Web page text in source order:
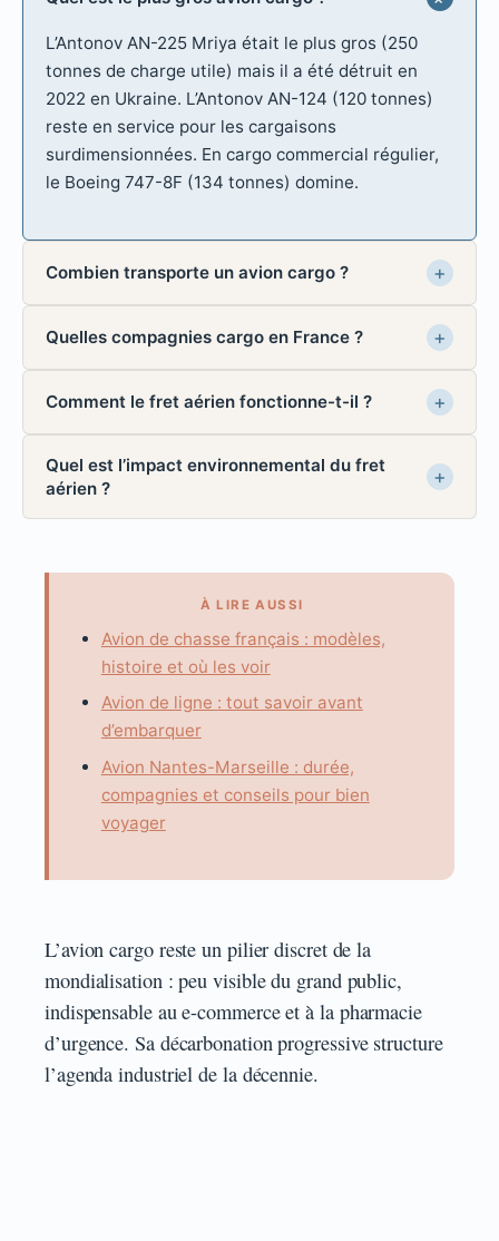
L’Antonov AN-225 Mriya était le plus gros (250
tonnes de charge utile) mais il a été détruit en
2022 en Ukraine. L’Antonov AN-124 (120 tonnes)
reste en service pour les cargaisons
surdimensionnées. En cargo commercial régulier,
le Boeing 747-8F (134 tonnes) domine.
Combien transporte un avion cargo ?
Quelles compagnies cargo en France ?
Comment le fret aérien fonctionne-t-il ?
Quel est l’impact environnemental du fret
aérien ?
À LIRE AUSSI
Avion de chasse français : modèles,
histoire et où les voir
Avion de ligne : tout savoir avant
d’embarquer
Avion Nantes-Marseille : durée,
compagnies et conseils pour bien
voyager
L’avion cargo reste un pilier discret de la
mondialisation : peu visible du grand public,
indispensable au e-commerce et à la pharmacie
d’urgence. Sa décarbonation progressive structure
l’agenda industriel de la décennie.